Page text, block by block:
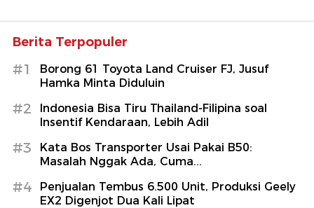
Berita Terpopuler
#1
Borong 61 Toyota Land Cruiser FJ, Jusuf
Hamka Minta Diduluin
#2
Indonesia Bisa Tiru Thailand-Filipina soal
Insentif Kendaraan, Lebih Adil
#3
Kata Bos Transporter Usai Pakai B50:
Masalah Nggak Ada, Cuma...
#4
Penjualan Tembus 6.500 Unit, Produksi Geely
EX2 Digenjot Dua Kali Lipat